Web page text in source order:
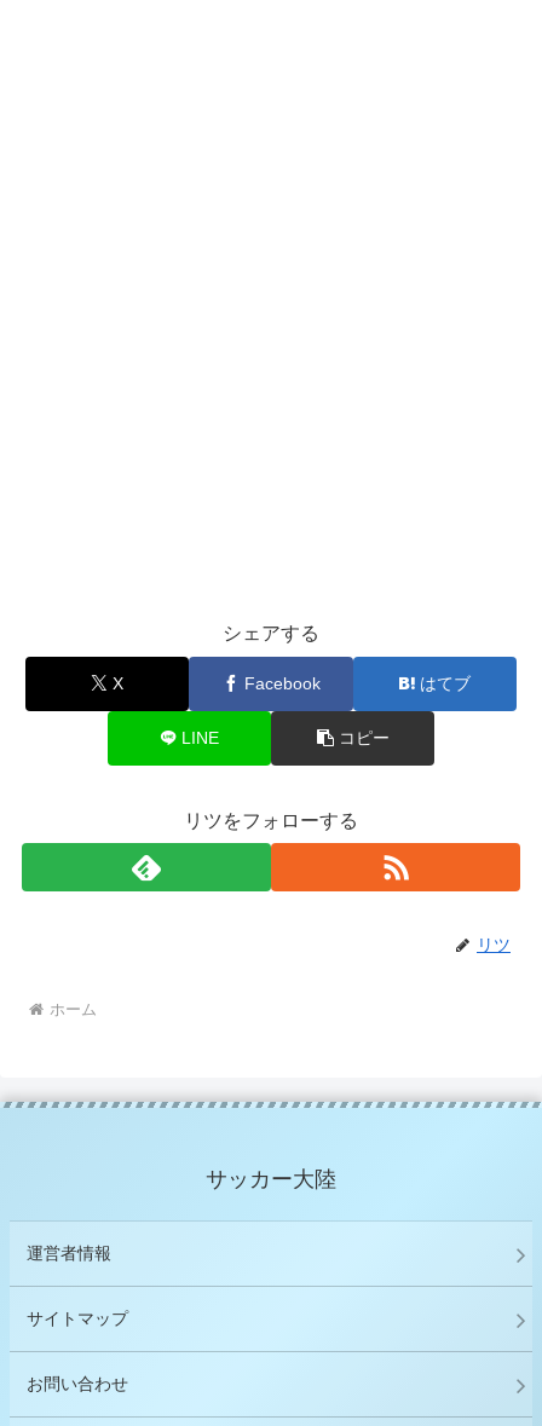
シェアする
X Facebook はてブ
LINE コピー
リツをフォローする
リツ
ホーム
サッカー大陸
運営者情報
サイトマップ
お問い合わせ